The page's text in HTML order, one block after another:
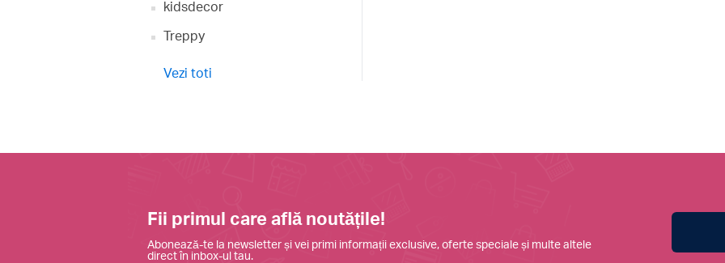
kidsdecor
Treppy
Vezi toti
Fii primul care află noutățile!
Abonează-te la newsletter și vei primi informații exclusive, oferte speciale și multe altele
direct în inbox-ul tau.